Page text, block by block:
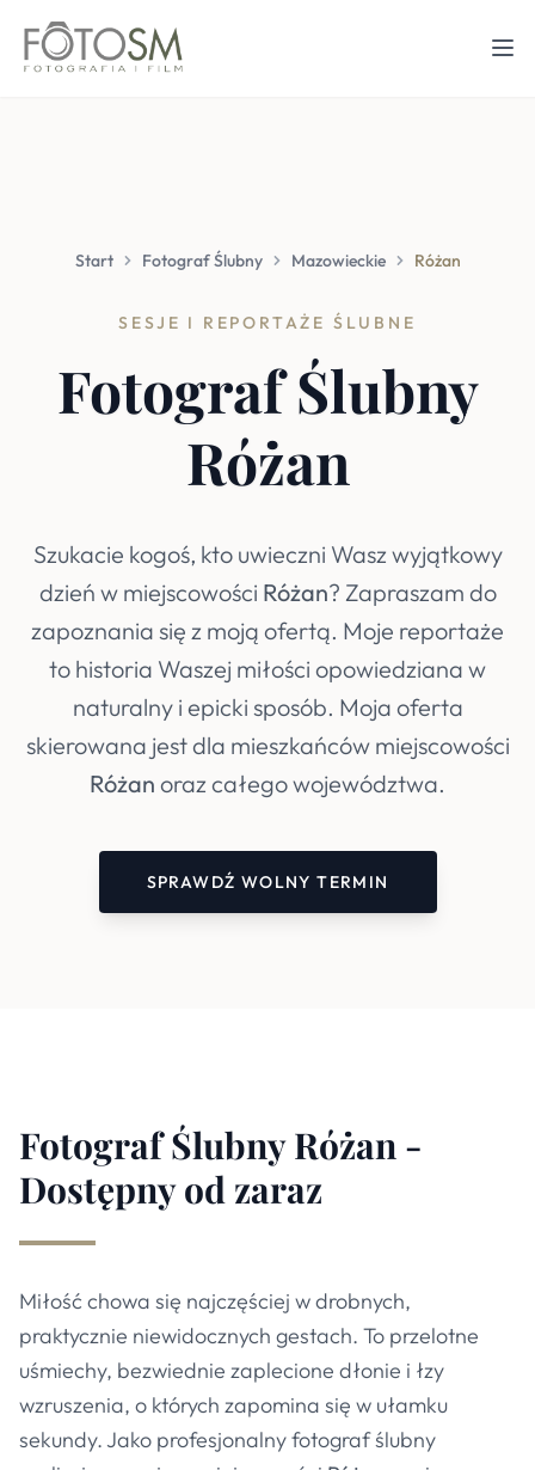
Start Fotograf Ślubny Mazowieckie Różan
SESJE I REPORTAŻE ŚLUBNE
Fotograf Ślubny
Różan
Szukacie kogoś, kto uwieczni Wasz wyjątkowy
dzień w miejscowości Różan? Zapraszam do
zapoznania się z moją ofertą. Moje reportaże
to historia Waszej miłości opowiedziana w
naturalny i epicki sposób. Moja oferta
skierowana jest dla mieszkańców miejscowości
Różan oraz całego województwa.
SPRAWDŹ WOLNY TERMIN
Fotograf Ślubny Różan -
Dostępny od zaraz
Miłość chowa się najczęściej w drobnych,
praktycznie niewidocznych gestach. To przelotne
uśmiechy, bezwiednie zaplecione dłonie i łzy
wzruszenia, o których zapomina się w ułamku
sekundy. Jako profesjonalny fotograf ślubny